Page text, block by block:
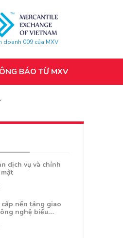
doanh 009 của MXV
BÁO TỪ MXV
dịch vụ và chính
nền tảng giao
nghệ biểu…